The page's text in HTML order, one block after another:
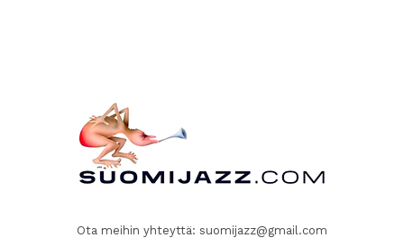
Ota meihin yhteyttä: suomijazz@gmail.com